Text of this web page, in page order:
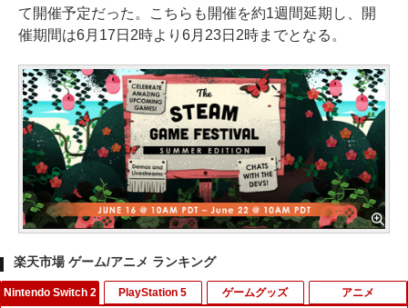
て開催予定だった。こちらも開催を約1週間延期し、開
催期間は6月17日2時より6月23日2時までとなる。
楽天市場 ゲーム/アニメ ランキング
Nintendo Switch 2 PlayStation 5 ゲームグッズ アニメ